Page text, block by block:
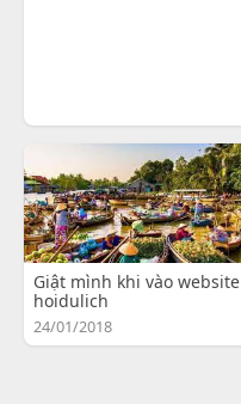
Giật mình khi vào website
hoidulich
24/01/2018